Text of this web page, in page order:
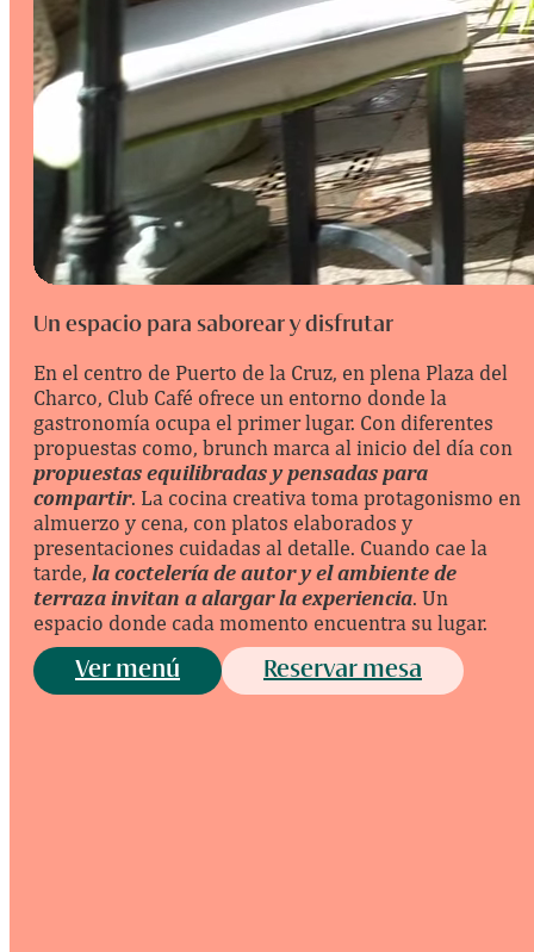
Un espacio para saborear y disfrutar
En el centro de Puerto de la Cruz, en plena Plaza del
Charco, Club Café ofrece un entorno donde la
gastronomía ocupa el primer lugar. Con diferentes
propuestas como, brunch marca al inicio del día con
propuestas equilibradas y pensadas para
compartir. La cocina creativa toma protagonismo en
almuerzo y cena, con platos elaborados y
presentaciones cuidadas al detalle. Cuando cae la
tarde, la coctelería de autor y el ambiente de
terraza invitan a alargar la experiencia. Un
espacio donde cada momento encuentra su lugar.
Ver menú Reservar mesa